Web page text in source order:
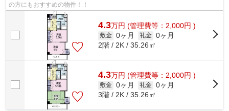
の方にもおすすめの物件！！
4.3万円 (管理費等：2,000円 )
敷金 0ヶ月 礼金 0ヶ月
2階 / 2K / 35.26㎡
4.3万円 (管理費等：2,000円 )
敷金 0ヶ月 礼金 0ヶ月
3階 / 2K / 35.26㎡